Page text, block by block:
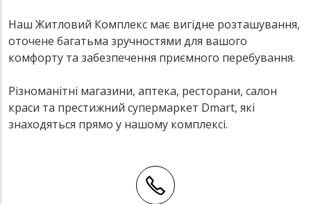
Наш Житловий Комплекс має вигідне розташування,
оточене багатьма зручностями для вашого
комфорту та забезпечення приємного перебування.
Різноманітні магазини, аптека, ресторани, салон
краси та престижний супермаркет Dmart, які
знаходяться прямо у нашому комплексі.